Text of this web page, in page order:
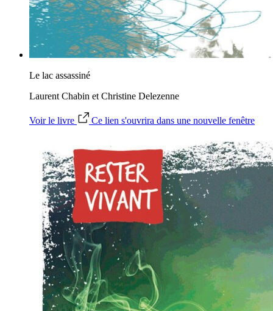
Le lac assassiné
Laurent Chabin et Christine Delezenne
Voir le livre Ce lien s'ouvrira dans une nouvelle fenêtre